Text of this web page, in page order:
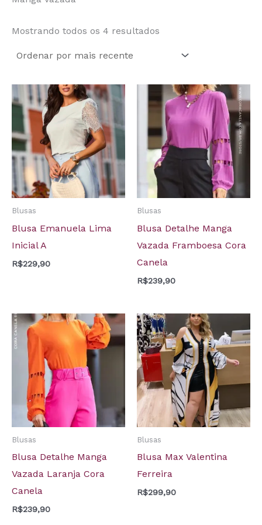
Mostrando todos os 4 resultados
Blusas
Blusa Emanuela Lima
Inicial A
R$229,90
Blusas
Blusa Detalhe Manga
Vazada Framboesa Cora
Canela
R$239,90
Blusas
Blusa Detalhe Manga
Vazada Laranja Cora
Canela
R$239,90
Blusas
Blusa Max Valentina
Ferreira
R$299,90